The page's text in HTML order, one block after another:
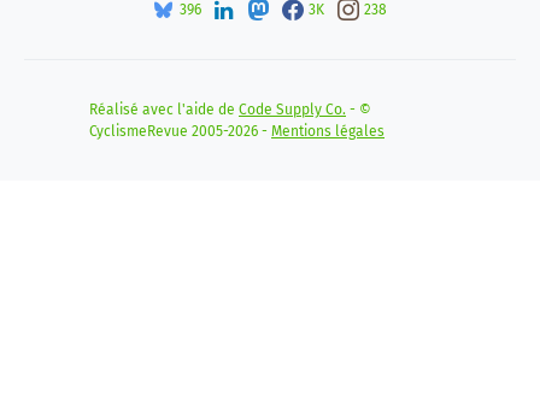
396 3K 238
Réalisé avec l'aide de Code Supply Co. - ©
CyclismeRevue 2005-2026 - Mentions légales